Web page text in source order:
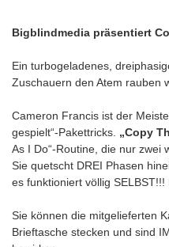
Bigblindmedia präsentiert
Ein turbogeladenes,
Zuschauern den Atem rauben
Cameron Francis ist der
gespielt“-Pakettricks. „Copy
As I Do“-Routine, die nur zwei
Sie quetscht DREI Phasen
es funktioniert völlig
Sie können die mitgelieferten
Brieftasche stecken und sind